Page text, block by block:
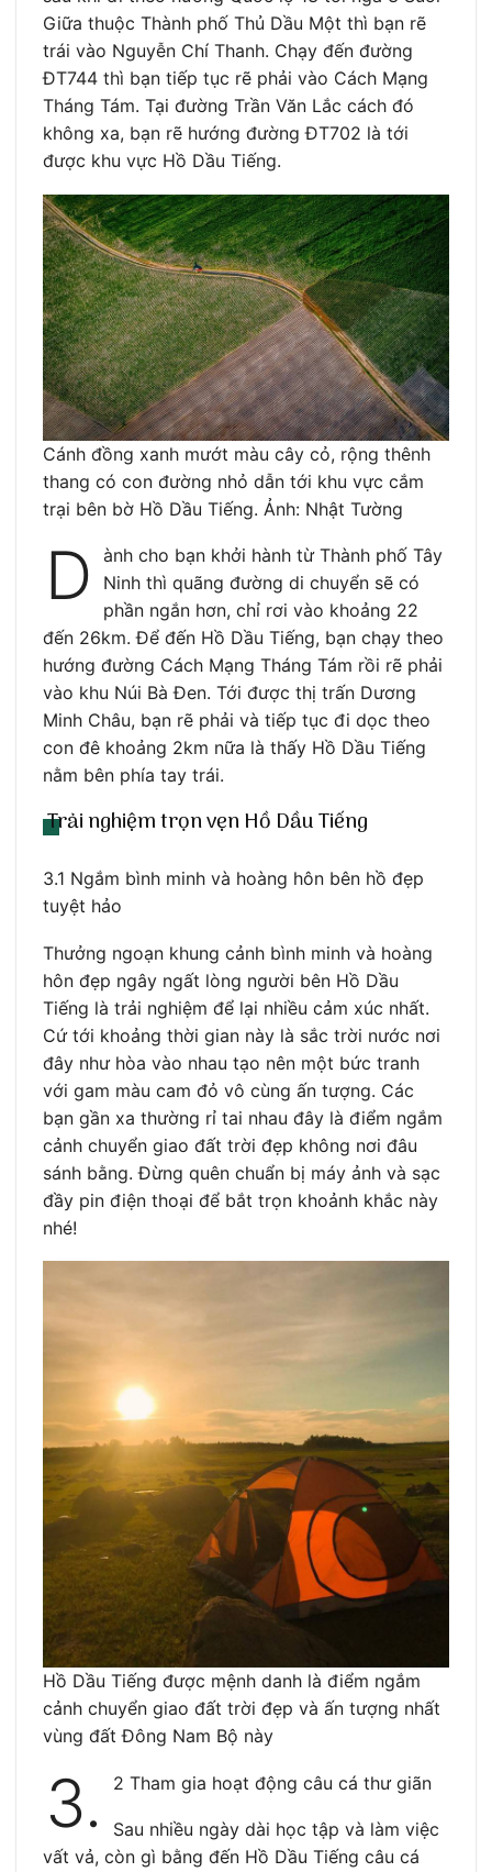
Giữa thuộc Thành phố Thủ Dầu Một thì bạn rẽ
trái vào Nguyễn Chí Thanh. Chạy đến đường
ĐT744 thì bạn tiếp tục rẽ phải vào Cách Mạng
Tháng Tám. Tại đường Trần Văn Lắc cách đó
không xa, bạn rẽ hướng đường ĐT702 là tới
được khu vực Hồ Dầu Tiếng.
Cánh đồng xanh mướt màu cây cỏ, rộng thênh
thang có con đường nhỏ dẫn tới khu vực cắm
trại bên bờ Hồ Dầu Tiếng. Ảnh: Nhật Tường
D
ành cho bạn khởi hành từ Thành phố Tây
Ninh thì quãng đường di chuyển sẽ có
phần ngắn hơn, chỉ rơi vào khoảng 22
đến 26km. Để đến Hồ Dầu Tiếng, bạn chạy theo
hướng đường Cách Mạng Tháng Tám rồi rẽ phải
vào khu Núi Bà Đen. Tới được thị trấn Dương
Minh Châu, bạn rẽ phải và tiếp tục đi dọc theo
con đê khoảng 2km nữa là thấy Hồ Dầu Tiếng
nằm bên phía tay trái.
Trải nghiệm trọn vẹn Hồ Dầu Tiếng
3.1 Ngắm bình minh và hoàng hôn bên hồ đẹp
tuyệt hảo
Thưởng ngoạn khung cảnh bình minh và hoàng
hôn đẹp ngây ngất lòng người bên Hồ Dầu
Tiếng là trải nghiệm để lại nhiều cảm xúc nhất.
Cứ tới khoảng thời gian này là sắc trời nước nơi
đây như hòa vào nhau tạo nên một bức tranh
với gam màu cam đỏ vô cùng ấn tượng. Các
bạn gần xa thường rỉ tai nhau đây là điểm ngắm
cảnh chuyển giao đất trời đẹp không nơi đâu
sánh bằng. Đừng quên chuẩn bị máy ảnh và sạc
đầy pin điện thoại để bắt trọn khoảnh khắc này
nhé!
Hồ Dầu Tiếng được mệnh danh là điểm ngắm
cảnh chuyển giao đất trời đẹp và ấn tượng nhất
vùng đất Đông Nam Bộ này
3. 2 Tham gia hoạt động câu cá thư giãn
Sau nhiều ngày dài học tập và làm việc
vất vả, còn gì bằng đến Hồ Dầu Tiếng câu cá